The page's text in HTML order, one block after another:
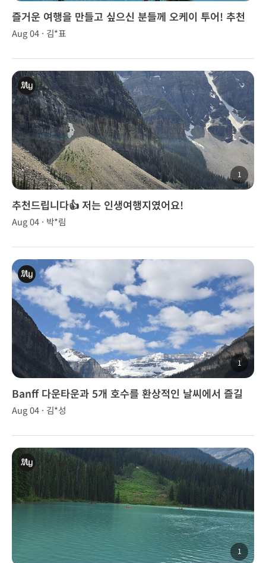
즐거운 여행을 만들고 싶으신 분들께 오케이 투어! 추천
합니다~!
Aug 04 · 김*표
1
추천드립니다👍 저는 인생여행지였어요!
Aug 04 · 박*림
1
Banff 다운타운과 5개 호수를 환상적인 날씨에서 즐길
수 있었어요.
Aug 04 · 김*성
1